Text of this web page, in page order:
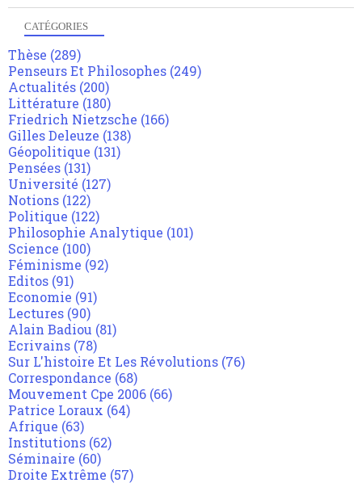
CATÉGORIES
Thèse (289)
Penseurs Et Philosophes (249)
Actualités (200)
Littérature (180)
Friedrich Nietzsche (166)
Gilles Deleuze (138)
Géopolitique (131)
Pensées (131)
Université (127)
Notions (122)
Politique (122)
Philosophie Analytique (101)
Science (100)
Féminisme (92)
Editos (91)
Economie (91)
Lectures (90)
Alain Badiou (81)
Ecrivains (78)
Sur L'histoire Et Les Révolutions (76)
Correspondance (68)
Mouvement Cpe 2006 (66)
Patrice Loraux (64)
Afrique (63)
Institutions (62)
Séminaire (60)
Droite Extrême (57)